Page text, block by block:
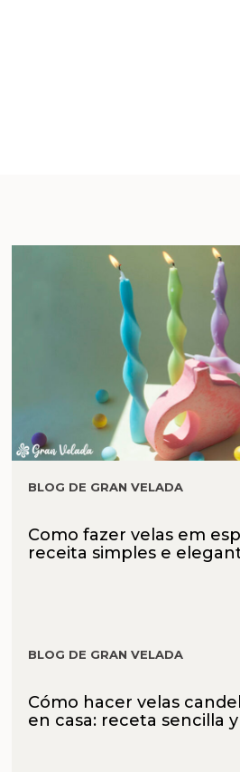
BLOG DE GRAN VELADA
Como fazer velas em
receita simples e
BLOG DE GRAN VELADA
Cómo hacer velas
en casa: receta sencilla